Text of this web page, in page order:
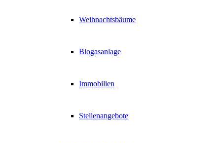
Weihnachtsbäume
Biogasanlage
Immobilien
Stellenangebote